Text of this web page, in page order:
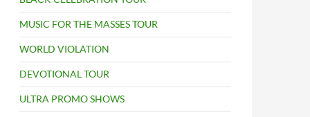
MUSIC FOR THE MASSES TOUR
WORLD VIOLATION
DEVOTIONAL TOUR
ULTRA PROMO SHOWS